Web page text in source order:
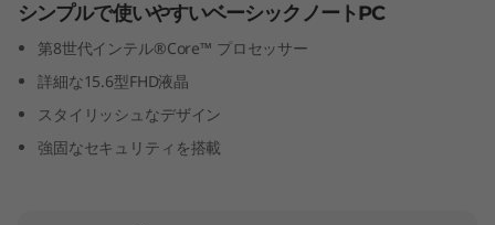
ル
シンプルで使いやすいベーシックノートPC
第8世代インテル®Core™ プロセッサー
詳細な15.6型FHD液晶
スタイリッシュなデザイン
強固なセキュリティを搭載